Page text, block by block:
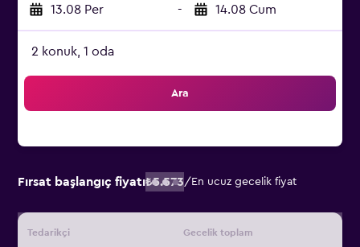
13.08 Per - 14.08 Cum
2 konuk, 1 oda
Ara
Fırsat başlangıç fiyatı₺5.573/ En ucuz gecelik fiyat
Tedarikçi Gecelik toplam